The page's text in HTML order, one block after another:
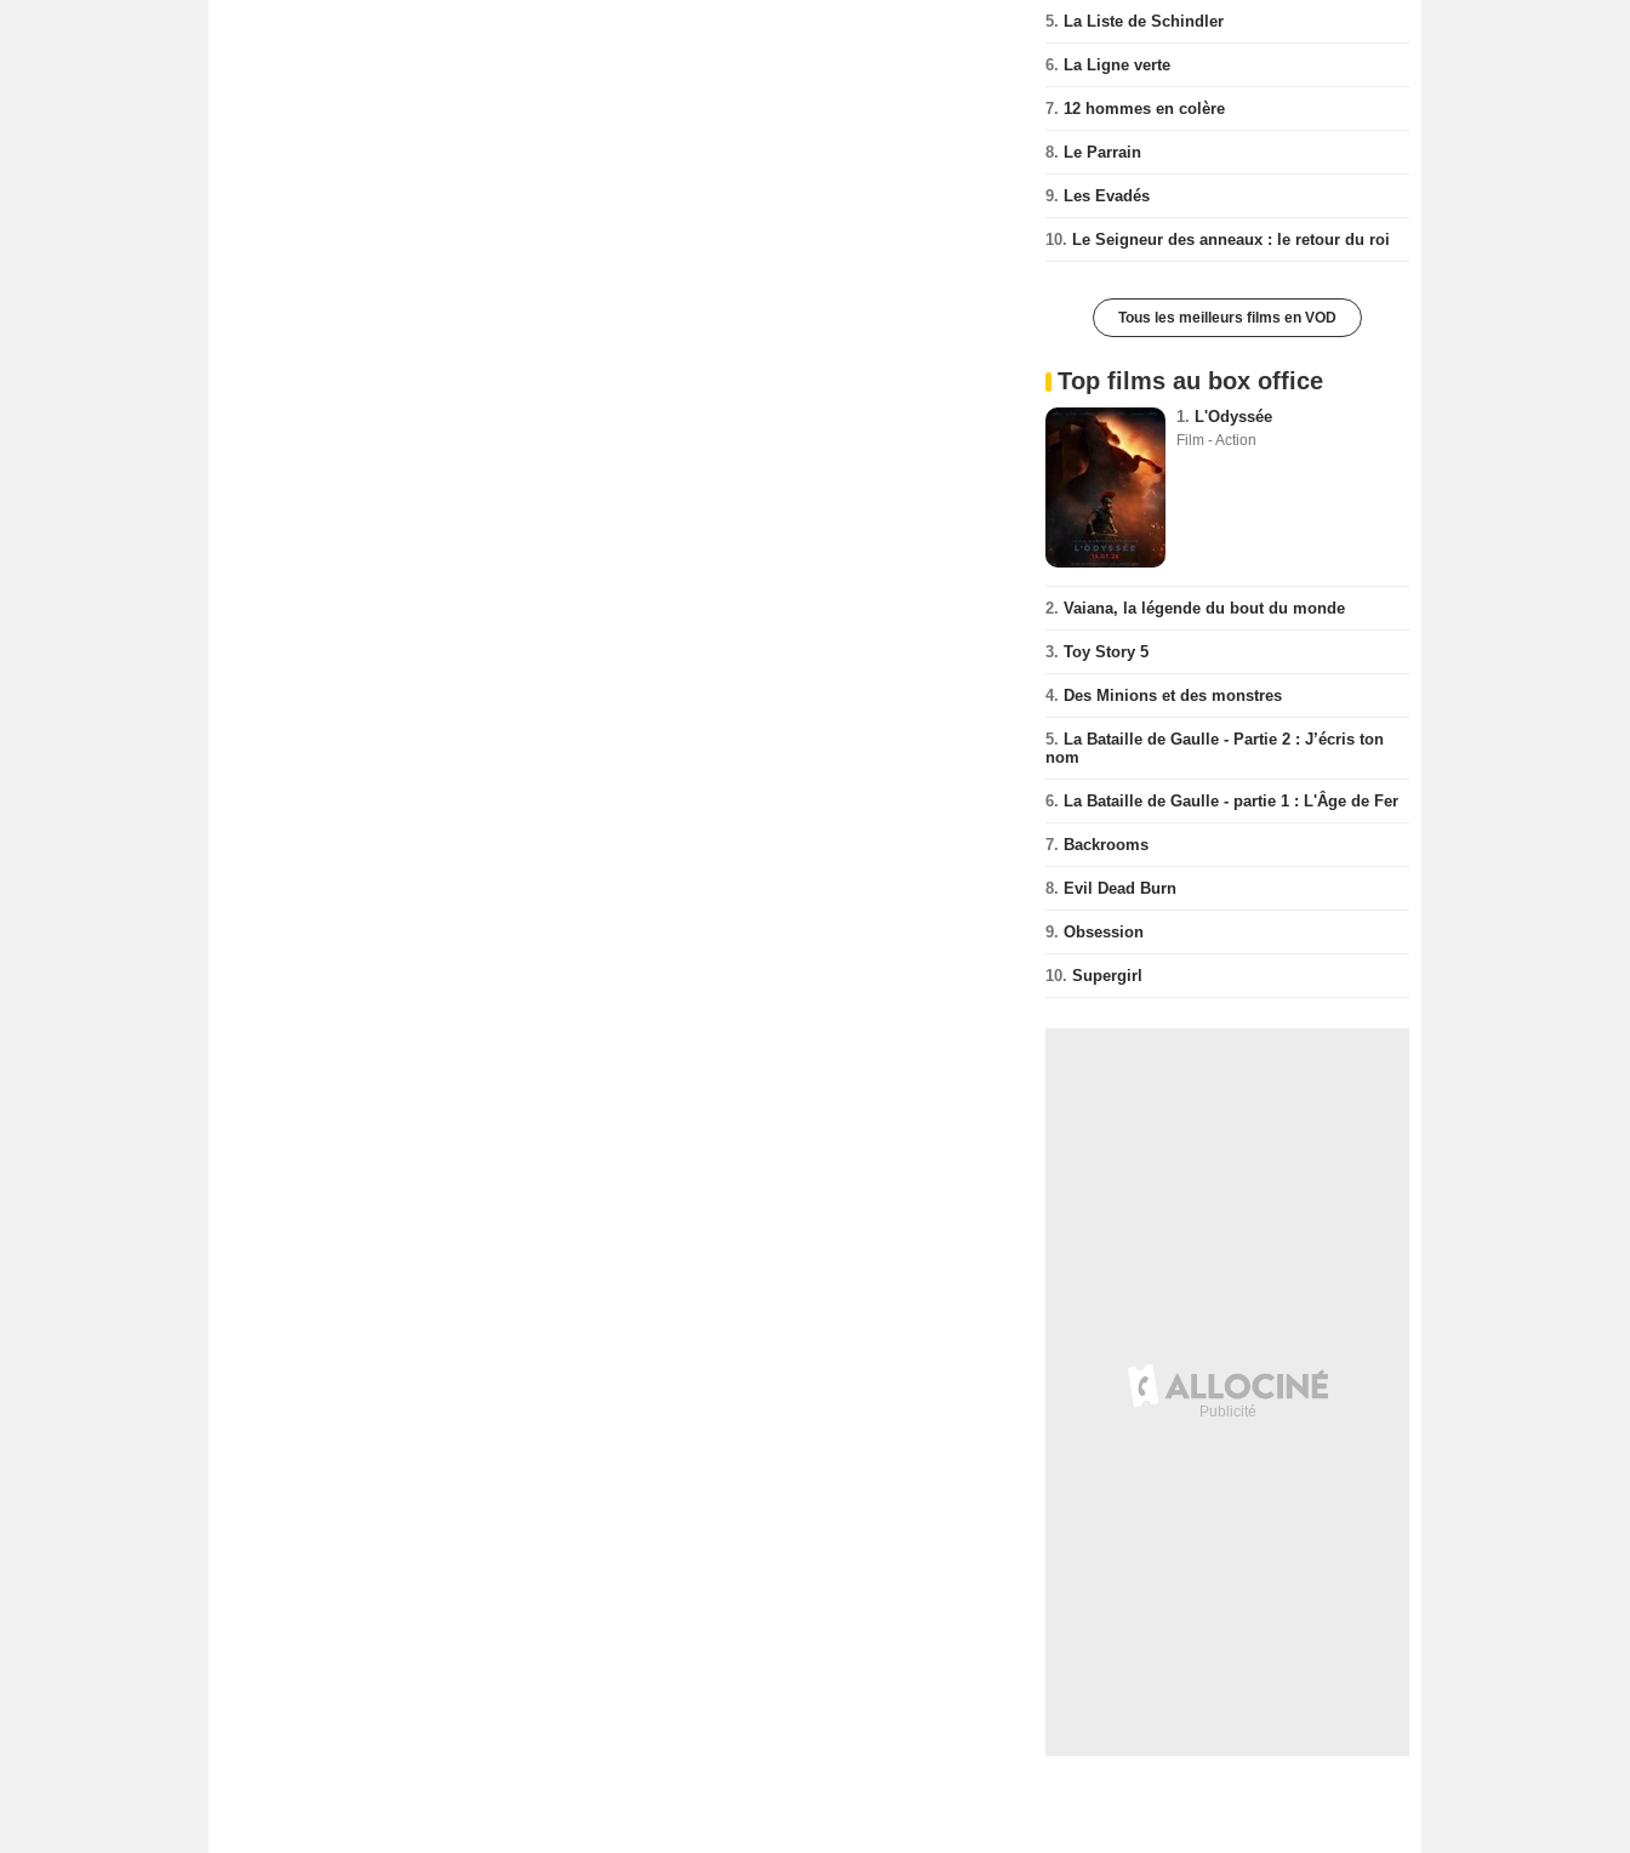
5. La Liste de Schindler
6. La Ligne verte
7. 12 hommes en colère
8. Le Parrain
9. Les Evadés
10. Le Seigneur des anneaux : le retour du roi
Tous les meilleurs films en VOD
Top films au box office
1. L'Odyssée
Film - Action
2. Vaiana, la légende du bout du monde
3. Toy Story 5
4. Des Minions et des monstres
5. La Bataille de Gaulle - Partie 2 : J’écris ton
nom
6. La Bataille de Gaulle - partie 1 : L'Âge de Fer
7. Backrooms
8. Evil Dead Burn
9. Obsession
10. Supergirl